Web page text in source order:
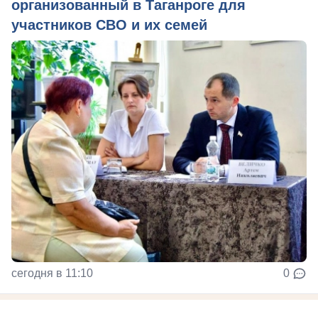
организованный в Таганроге для
участников СВО и их семей
сегодня в 11:10 0